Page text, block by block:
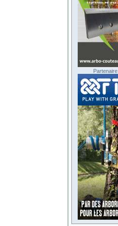
Partenaire